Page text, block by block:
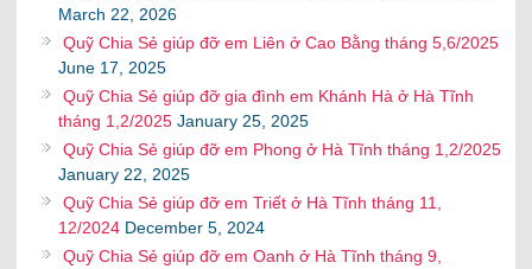
March 22, 2026
Quỹ Chia Sẻ giúp đỡ em Liên ở Cao Bằng tháng 5,6/2025
June 17, 2025
Quỹ Chia Sẻ giúp đỡ gia đình em Khánh Hà ở Hà Tĩnh
tháng 1,2/2025 January 25, 2025
Quỹ Chia Sẻ giúp đỡ em Phong ở Hà Tĩnh tháng 1,2/2025
January 22, 2025
Quỹ Chia Sẻ giúp đỡ em Triết ở Hà Tĩnh tháng 11,
12/2024 December 5, 2024
Quỹ Chia Sẻ giúp đỡ em Oanh ở Hà Tĩnh tháng 9,